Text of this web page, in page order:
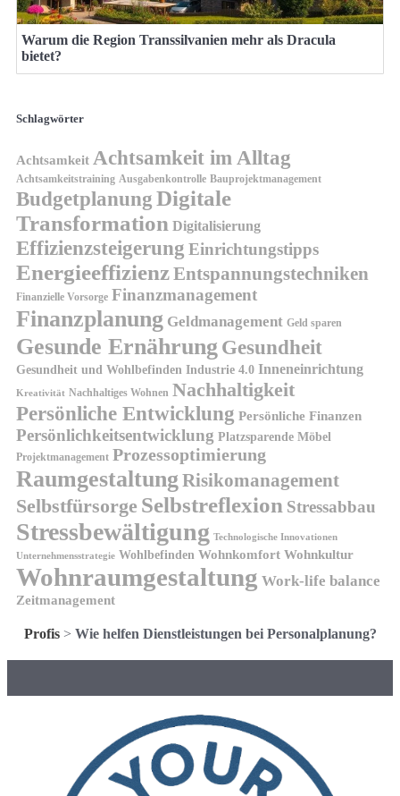
Warum die Region Transsilvanien mehr als Dracula
bietet?
Schlagwörter
Achtsamkeit Achtsamkeit im Alltag
Achtsamkeitstraining Ausgabenkontrolle Bauprojektmanagement
BudgetplanungDigitale
Transformation Digitalisierung
Effizienzsteigerung Einrichtungstipps
EnergieeffizienzEntspannungstechniken
Finanzielle Vorsorge Finanzmanagement
Finanzplanung Geldmanagement Geld sparen
Gesunde Ernährung Gesundheit
Gesundheit und Wohlbefinden Industrie 4.0 Inneneinrichtung
Kreativität Nachhaltiges Wohnen Nachhaltigkeit
Persönliche Entwicklung Persönliche Finanzen
Persönlichkeitsentwicklung Platzsparende Möbel
Projektmanagement Prozessoptimierung
Raumgestaltung Risikomanagement
Selbstfürsorge Selbstreflexion Stressabbau
Stressbewältigung Technologische Innovationen
Unternehmensstrategie Wohlbefinden Wohnkomfort Wohnkultur
Wohnraumgestaltung Work-life balance
Zeitmanagement
Profis> Wie helfen Dienstleistungen bei Personalplanung?